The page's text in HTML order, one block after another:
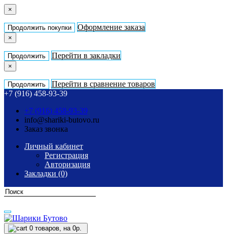
×
Продолжить покупки Оформление заказа
×
Продолжить Перейти в закладки
×
Продолжить
Перейти в сравнение товаров
+7 (916) 458-93-39
+7 (916) 458-93-39
info@shariki-butovo.ru
Заказ звонка
Личный кабинет
Регистрация
Авторизация
Закладки (0)
0 товаров, на 0р.